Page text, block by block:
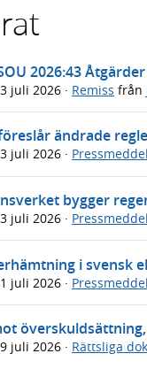
2026:43
juli 2026 · Remiss från
ändrade
juli 2026 ·
bygger
juli 2026 ·
i svensk
juli 2026 ·
överskuldsättning,
juli 2026 · Rättsliga